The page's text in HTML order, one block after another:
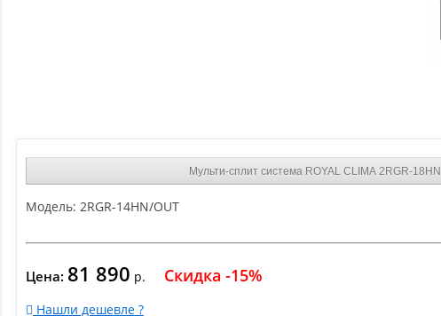
Мульти-сплит система ROYAL CLIMA 2RGR-18HN
Модель: 2RGR-14HN/OUT
Цена: 81 890 р. Скидка -15%
Нашли дешевле ?